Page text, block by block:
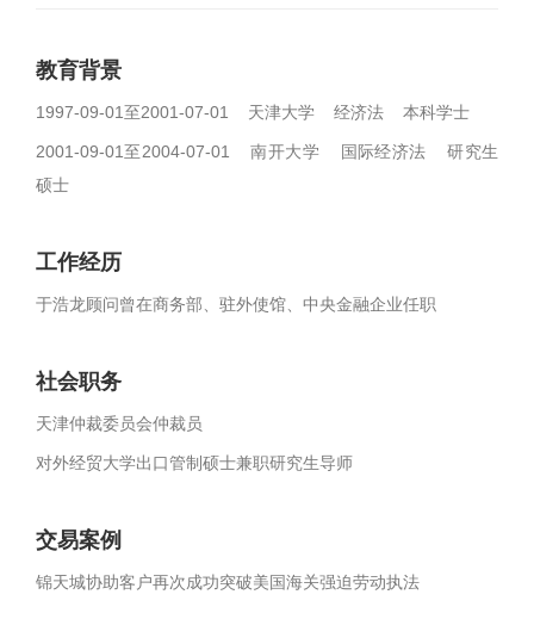
教育背景
1997-09-01至2001-07-01 天津大学 经济法 本科学士
2001-09-01至2004-07-01 南开大学 国际经济法 研究生
硕士
工作经历
于浩龙顾问曾在商务部、驻外使馆、中央金融企业任职
社会职务
天津仲裁委员会仲裁员
对外经贸大学出口管制硕士兼职研究生导师
交易案例
锦天城协助客户再次成功突破美国海关强迫劳动执法